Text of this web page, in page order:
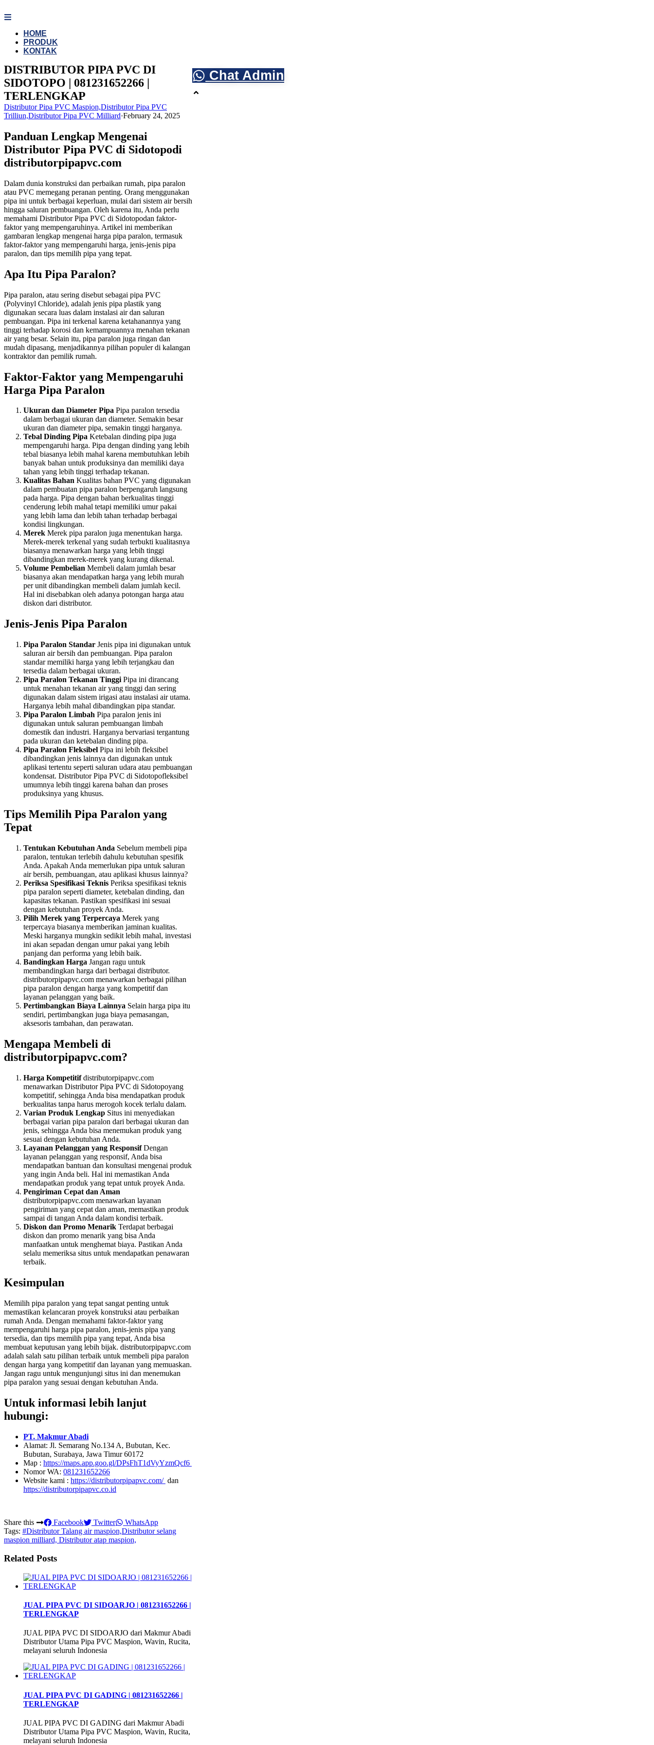
to
HOME
PRODUK
KONTAK
DISTRIBUTOR PIPA PVC DI
SIDOTOPO | 081231652266 |
TERLENGKAP
Distributor Pipa PVC Maspion,Distributor Pipa PVC
Trilliun,Distributor Pipa PVC Milliard·February 24, 2025
Panduan Lengkap Mengenai
Distributor Pipa PVC di Sidotopodi
distributorpipapvc.com
Dalam dunia konstruksi dan perbaikan rumah, pipa paralon
atau PVC memegang peranan penting. Orang menggunakan
pipa ini untuk berbagai keperluan, mulai dari sistem air bersih
hingga saluran pembuangan. Oleh karena itu, Anda perlu
memahami Distributor Pipa PVC di Sidotopodan faktor-
faktor yang mempengaruhinya. Artikel ini memberikan
gambaran lengkap mengenai harga pipa paralon, termasuk
faktor-faktor yang mempengaruhi harga, jenis-jenis pipa
paralon, dan tips memilih pipa yang tepat.
Apa Itu Pipa Paralon?
Pipa paralon, atau sering disebut sebagai pipa PVC
(Polyvinyl Chloride), adalah jenis pipa plastik yang
digunakan secara luas dalam instalasi air dan saluran
pembuangan. Pipa ini terkenal karena ketahanannya yang
tinggi terhadap korosi dan kemampuannya menahan tekanan
air yang besar. Selain itu, pipa paralon juga ringan dan
mudah dipasang, menjadikannya pilihan populer di kalangan
kontraktor dan pemilik rumah.
Faktor-Faktor yang Mempengaruhi
Harga Pipa Paralon
Ukuran dan Diameter Pipa Pipa paralon tersedia
dalam berbagai ukuran dan diameter. Semakin besar
ukuran dan diameter pipa, semakin tinggi harganya.
Tebal Dinding Pipa Ketebalan dinding pipa juga
mempengaruhi harga. Pipa dengan dinding yang lebih
tebal biasanya lebih mahal karena membutuhkan lebih
banyak bahan untuk produksinya dan memiliki daya
tahan yang lebih tinggi terhadap tekanan.
Kualitas Bahan Kualitas bahan PVC yang digunakan
dalam pembuatan pipa paralon berpengaruh langsung
pada harga. Pipa dengan bahan berkualitas tinggi
cenderung lebih mahal tetapi memiliki umur pakai
yang lebih lama dan lebih tahan terhadap berbagai
kondisi lingkungan.
Merek Merek pipa paralon juga menentukan harga.
Merek-merek terkenal yang sudah terbukti kualitasnya
biasanya menawarkan harga yang lebih tinggi
dibandingkan merek-merek yang kurang dikenal.
Volume Pembelian Membeli dalam jumlah besar
biasanya akan mendapatkan harga yang lebih murah
per unit dibandingkan membeli dalam jumlah kecil.
Hal ini disebabkan oleh adanya potongan harga atau
diskon dari distributor.
Jenis-Jenis Pipa Paralon
Pipa Paralon Standar Jenis pipa ini digunakan untuk
saluran air bersih dan pembuangan. Pipa paralon
standar memiliki harga yang lebih terjangkau dan
tersedia dalam berbagai ukuran.
Pipa Paralon Tekanan Tinggi Pipa ini dirancang
untuk menahan tekanan air yang tinggi dan sering
digunakan dalam sistem irigasi atau instalasi air utama.
Harganya lebih mahal dibandingkan pipa standar.
Pipa Paralon Limbah Pipa paralon jenis ini
digunakan untuk saluran pembuangan limbah
domestik dan industri. Harganya bervariasi tergantung
pada ukuran dan ketebalan dinding pipa.
Pipa Paralon Fleksibel Pipa ini lebih fleksibel
dibandingkan jenis lainnya dan digunakan untuk
aplikasi tertentu seperti saluran udara atau pembuangan
kondensat. Distributor Pipa PVC di Sidotopofleksibel
umumnya lebih tinggi karena bahan dan proses
produksinya yang khusus.
Tips Memilih Pipa Paralon yang
Tepat
Tentukan Kebutuhan Anda Sebelum membeli pipa
paralon, tentukan terlebih dahulu kebutuhan spesifik
Anda. Apakah Anda memerlukan pipa untuk saluran
air bersih, pembuangan, atau aplikasi khusus lainnya?
Periksa Spesifikasi Teknis Periksa spesifikasi teknis
pipa paralon seperti diameter, ketebalan dinding, dan
kapasitas tekanan. Pastikan spesifikasi ini sesuai
dengan kebutuhan proyek Anda.
Pilih Merek yang Terpercaya Merek yang
terpercaya biasanya memberikan jaminan kualitas.
Meski harganya mungkin sedikit lebih mahal, investasi
ini akan sepadan dengan umur pakai yang lebih
panjang dan performa yang lebih baik.
Bandingkan Harga Jangan ragu untuk
membandingkan harga dari berbagai distributor.
distributorpipapvc.com menawarkan berbagai pilihan
pipa paralon dengan harga yang kompetitif dan
layanan pelanggan yang baik.
Pertimbangkan Biaya Lainnya Selain harga pipa itu
sendiri, pertimbangkan juga biaya pemasangan,
aksesoris tambahan, dan perawatan.
Mengapa Membeli di
distributorpipapvc.com?
Harga Kompetitifdistributorpipapvc.com
menawarkan Distributor Pipa PVC di Sidotopoyang
kompetitif, sehingga Anda bisa mendapatkan produk
berkualitas tanpa harus merogoh kocek terlalu dalam.
Varian Produk Lengkap Situs ini menyediakan
berbagai varian pipa paralon dari berbagai ukuran dan
jenis, sehingga Anda bisa menemukan produk yang
sesuai dengan kebutuhan Anda.
Layanan Pelanggan yang ResponsifDengan
layanan pelanggan yang responsif, Anda bisa
mendapatkan bantuan dan konsultasi mengenai produk
yang ingin Anda beli. Hal ini memastikan Anda
mendapatkan produk yang tepat untuk proyek Anda.
Pengiriman Cepat dan Aman
distributorpipapvc.com menawarkan layanan
pengiriman yang cepat dan aman, memastikan produk
sampai di tangan Anda dalam kondisi terbaik.
Diskon dan Promo Menarik Terdapat berbagai
diskon dan promo menarik yang bisa Anda
manfaatkan untuk menghemat biaya. Pastikan Anda
selalu memeriksa situs untuk mendapatkan penawaran
terbaik.
Kesimpulan
Memilih pipa paralon yang tepat sangat penting untuk
memastikan kelancaran proyek konstruksi atau perbaikan
rumah Anda. Dengan memahami faktor-faktor yang
mempengaruhi harga pipa paralon, jenis-jenis pipa yang
tersedia, dan tips memilih pipa yang tepat, Anda bisa
membuat keputusan yang lebih bijak. distributorpipapvc.com
adalah salah satu pilihan terbaik untuk membeli pipa paralon
dengan harga yang kompetitif dan layanan yang memuaskan.
Jangan ragu untuk mengunjungi situs ini dan menemukan
pipa paralon yang sesuai dengan kebutuhan Anda.
Untuk informasi lebih lanjut
hubungi:
PT. Makmur Abadi
Alamat: Jl. Semarang No.134 A, Bubutan, Kec.
Bubutan, Surabaya, Jawa Timur 60172
Map : https://maps.app.goo.gl/DPsFhT1dVyYzmQcf6
Nomor WA: 081231652266
Website kami : https://distributorpipapvc.com/ dan
https://distributorpipapvc.co.id
Share this Facebook Twitter
WhatsApp
Tags: #Distributor Talang air maspion,Distributor selang
maspion milliard, Distributor atap maspion,
Related Posts
JUAL PIPA PVC DI SIDOARJO | 081231652266 |
TERLENGKAP
JUAL PIPA PVC DI SIDOARJO dari Makmur Abadi
Distributor Utama Pipa PVC Maspion, Wavin, Rucita,
melayani seluruh Indonesia
JUAL PIPA PVC DI GADING | 081231652266 |
TERLENGKAP
JUAL PIPA PVC DI GADING dari Makmur Abadi
Distributor Utama Pipa PVC Maspion, Wavin, Rucita,
melayani seluruh Indonesia
Chat Admin